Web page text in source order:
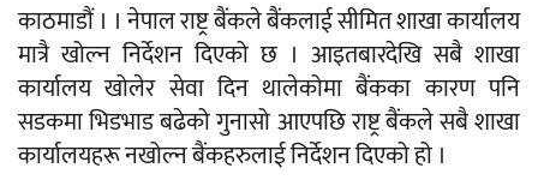
काठमाडौं । । नेपाल राष्ट्र बैंकले बैंकलाई सीमित शाखा कार्यालय
मात्रै खोल्न निर्देशन दिएको छ । आइतबारदेखि सबै शाखा
कार्यालय खोलेर सेवा दिन थालेकोमा बैंकका कारण पनि
सडकमा भिडभाड बढेको गुनासो आएपछि राष्ट्र बैंकले सबै शाखा
कार्यालयहरू नखोल्न बैंकहरुलाई निर्देशन दिएको हो ।